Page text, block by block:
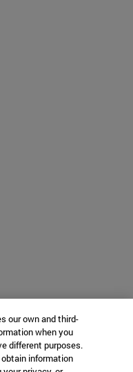
our own and third-
when you
different purposes.
information